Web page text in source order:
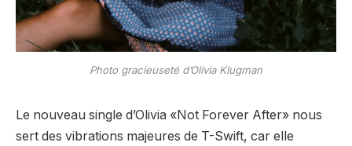
Photo gracieuseté d’Olivia Klugman
Le nouveau single d’Olivia «Not Forever After» nous
sert des vibrations majeures de T-Swift, car elle